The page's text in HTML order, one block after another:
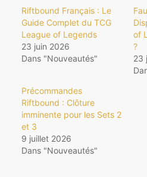
Riftbound Français : Le
Guide Complet du TCG
League of Legends
23 juin 2026
Dans "Nouveautés"
of
?
23
Précommandes
Riftbound : Clôture
imminente pour les Sets 2
et 3
9 juillet 2026
Dans "Nouveautés"